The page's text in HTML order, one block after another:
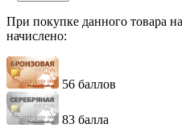
При покупке данного товара
начислено:
56 баллов
83 балла